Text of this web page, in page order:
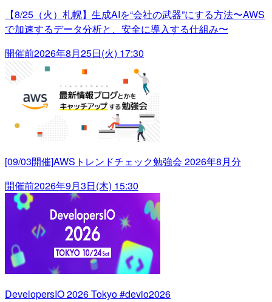
【8/25（火）札幌】生成AIを“会社の武器”にする方法〜AWS
で加速するデータ分析と、安全に導入する仕組み〜
開催前2026年8月25日(火) 17:30
[09/03開催]AWSトレンドチェック勉強会 2026年8月分
開催前2026年9月3日(木) 15:30
DevelopersIO 2026 Tokyo #devio2026